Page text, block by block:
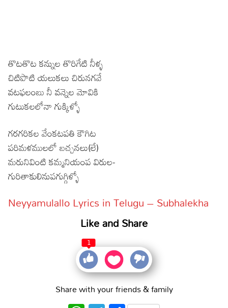
తొటతొట కన్నుల తొరిగేటి నీళ్ళ
చిటిపొటి యలుకలు చిరునగవే
వటఫలంబు నీ వన్నెల మోవికి
గుటుకలలోనా గుక్కిళ్ళో
గరగరికల వేంకటపతి కౌగిట
పరిమళములలో బచ్చనలు(లే)
మరునివింటి కమ్మనియంప విరుల-
గురితాకులినుపగుగ్గిళ్ళో
Neyyamulallo Lyrics in Telugu – Subhalekha
Like and Share
1
Share with your friends & family